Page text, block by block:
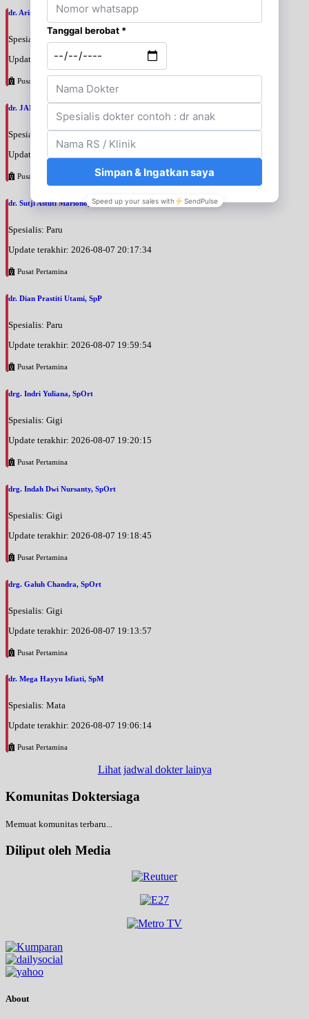
dr. Arini Purwono, SpP
Spesialis: Paru
Update terakhir: 2026-08-07 20:25:58
Pusat Pertamina
dr. JANUAR HABIBI, SpP
Spesialis: Paru
Update terakhir: 2026-08-07 20:23:50
Pusat Pertamina
dr. Sutji Astuti Mariono, SpP
Spesialis: Paru
Update terakhir: 2026-08-07 20:17:34
Pusat Pertamina
dr. Dian Prastiti Utami, SpP
Spesialis: Paru
Update terakhir: 2026-08-07 19:59:54
Pusat Pertamina
drg. Indri Yuliana, SpOrt
Spesialis: Gigi
Update terakhir: 2026-08-07 19:20:15
Pusat Pertamina
drg. Indah Dwi Nursanty, SpOrt
Spesialis: Gigi
Update terakhir: 2026-08-07 19:18:45
Pusat Pertamina
drg. Galuh Chandra, SpOrt
Spesialis: Gigi
Update terakhir: 2026-08-07 19:13:57
Pusat Pertamina
dr. Mega Hayyu Isfiati, SpM
Spesialis: Mata
Update terakhir: 2026-08-07 19:06:14
Pusat Pertamina
Lihat jadwal dokter lainya
Komunitas Doktersiaga
Memuat komunitas terbaru...
Diliput oleh Media
About